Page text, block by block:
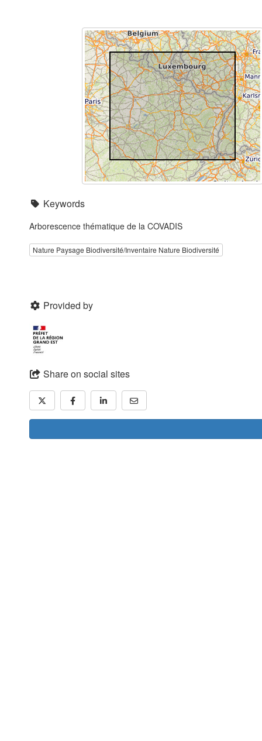
Keywords
Arborescence thématique de la COVADIS
Nature Paysage Biodiversité/Inventaire Nature Biodiversité
Provided by
Share on social sites